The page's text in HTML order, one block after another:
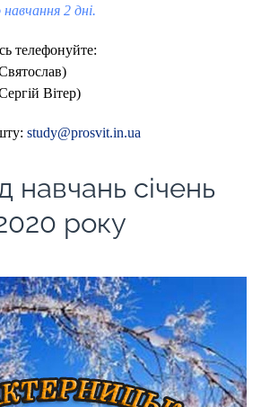
2 дні.
телефонуйте:
Вітер)
study@prosvit.in.ua
навчань січень
року